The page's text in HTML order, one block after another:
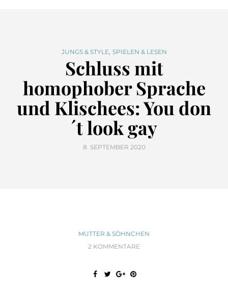
JUNGS & STYLE, SPIELEN & LESEN
Schluss mit
homophober Sprache
und Klischees: You don
´t look gay
8. SEPTEMBER 2020
MUTTER & SÖHNCHEN
2 KOMMENTARE